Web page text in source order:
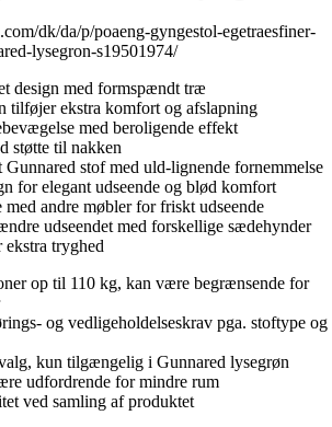
dk/da/p/poaeng-gyngestol-egetraesfiner-
lysegron-s19501974/
design med formspændt træ
tilføjer ekstra komfort og afslapning
med beroligende effekt
støtte til nakken
stof med uld-lignende fornemmelse
for elegant udseende og blød komfort
andre møbler for friskt udseende
udseendet med forskellige sædehynder
ekstra tryghed
op til 110 kg, kan være begrænsende for
og vedligeholdelseskrav pga. stoftype og
kun tilgængelig i Gunnared lysegrøn
udfordrende for mindre rum
ved samling af produktet